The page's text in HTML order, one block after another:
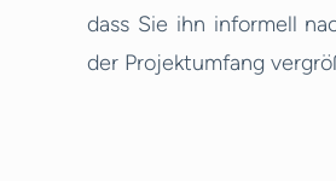
dass Sie ihn informell
der Projektumfang